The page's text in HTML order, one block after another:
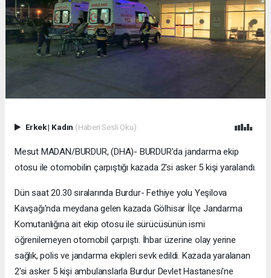
Erkek| Kadın (Haberi Sesli Oku)
Mesut MADAN/BURDUR, (DHA)- BURDUR'da jandarma ekip
otosu ile otomobilin çarpıştığı kazada 2'si asker 5 kişi yaralandı.
Dün saat 20.30 sıralarında Burdur- Fethiye yolu Yeşilova
Kavşağı'nda meydana gelen kazada Gölhisar İlçe Jandarma
Komutanlığına ait ekip otosu ile sürücüsünün ismi
öğrenilemeyen otomobil çarpıştı. İhbar üzerine olay yerine
sağlık, polis ve jandarma ekipleri sevk edildi. Kazada yaralanan
2'si asker 5 kişi ambulanslarla Burdur Devlet Hastanesi'ne